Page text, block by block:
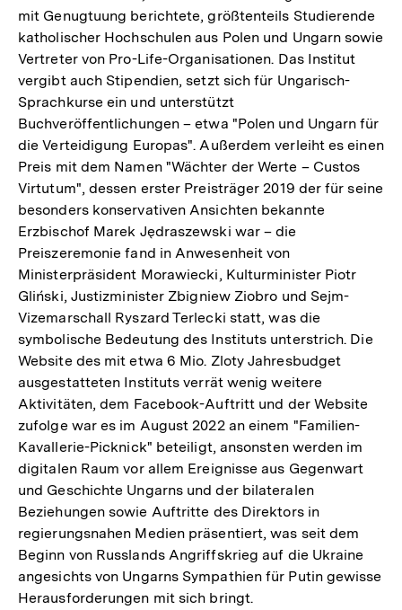
mit Genugtuung berichtete, größtenteils Studierende
katholischer Hochschulen aus Polen und Ungarn sowie
Vertreter von Pro-Life-Organisationen. Das Institut
vergibt auch Stipendien, setzt sich für Ungarisch-
Sprachkurse ein und unterstützt
Buchveröffentlichungen – etwa "Polen und Ungarn für
die Verteidigung Europas". Außerdem verleiht es einen
Preis mit dem Namen "Wächter der Werte – Custos
Virtutum", dessen erster Preisträger 2019 der für seine
besonders konservativen Ansichten bekannte
Erzbischof Marek Jędraszewski war – die
Preiszeremonie fand in Anwesenheit von
Ministerpräsident Morawiecki, Kulturminister Piotr
Gliński, Justizminister Zbigniew Ziobro und Sejm-
Vizemarschall Ryszard Terlecki statt, was die
symbolische Bedeutung des Instituts unterstrich. Die
Website des mit etwa 6 Mio. Zloty Jahresbudget
ausgestatteten Instituts verrät wenig weitere
Aktivitäten, dem Facebook-Auftritt und der Website
zufolge war es im August 2022 an einem "Familien-
Kavallerie-Picknick" beteiligt, ansonsten werden im
digitalen Raum vor allem Ereignisse aus Gegenwart
und Geschichte Ungarns und der bilateralen
Beziehungen sowie Auftritte des Direktors in
regierungsnahen Medien präsentiert, was seit dem
Beginn von Russlands Angriffskrieg auf die Ukraine
angesichts von Ungarns Sympathien für Putin gewisse
Herausforderungen mit sich bringt.